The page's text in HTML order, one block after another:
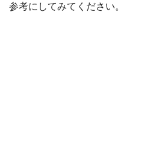
参考にしてみてください。